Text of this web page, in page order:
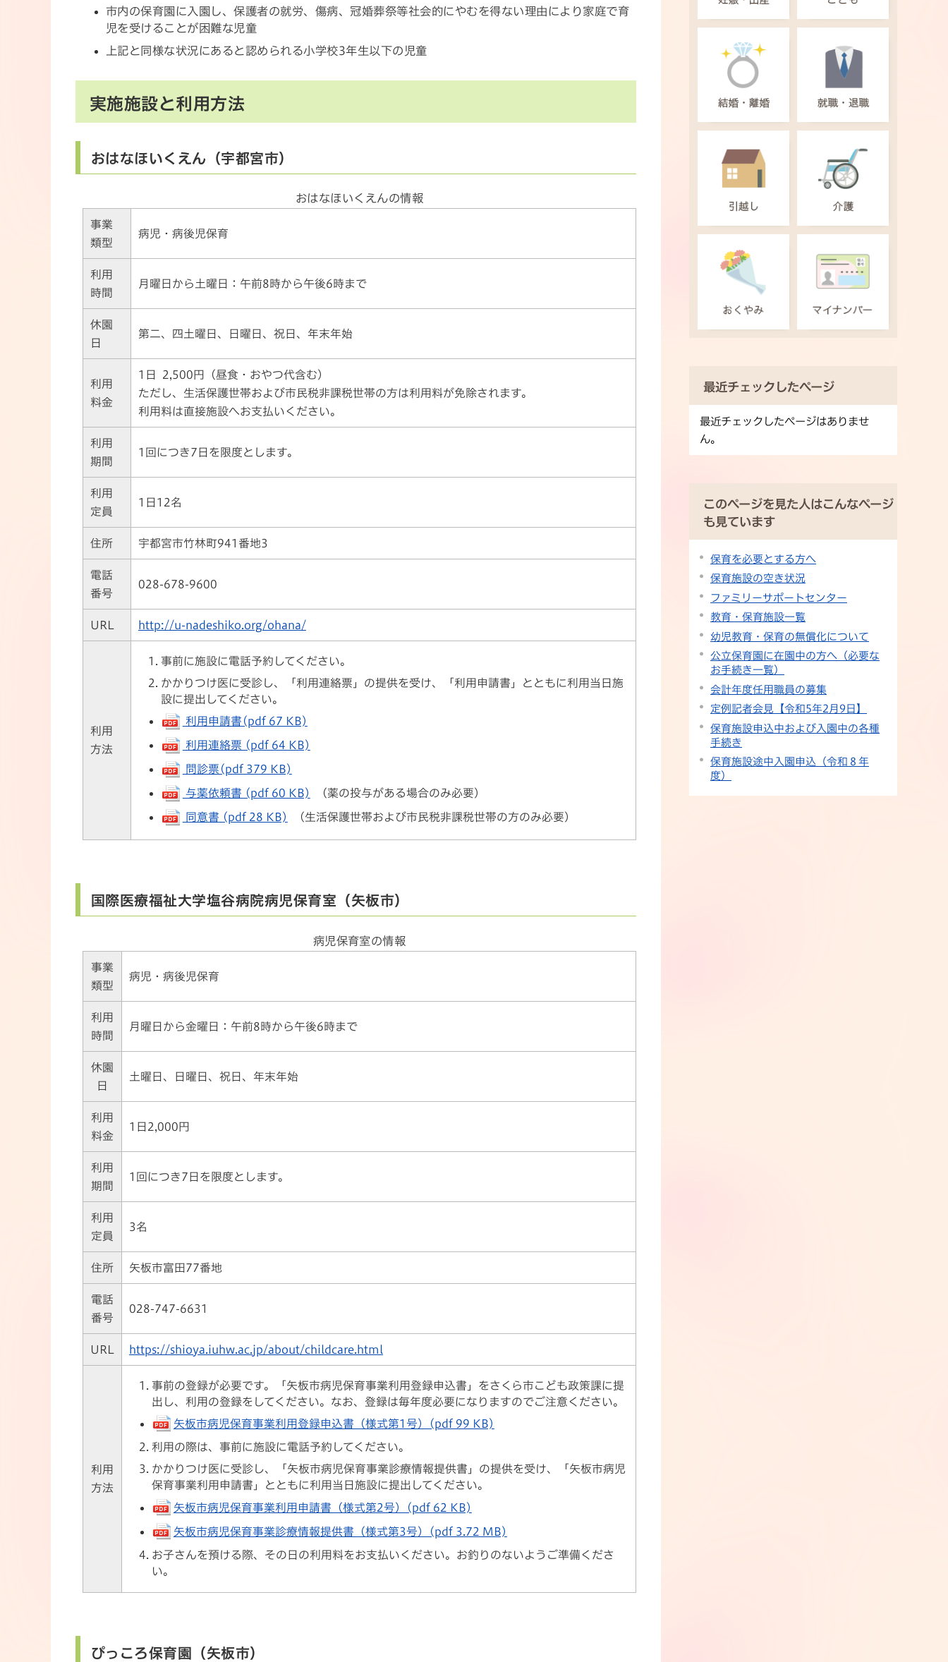
市内の保育園に入園し、保護者の就労、傷病、冠婚葬祭等社会的にやむを得ない理由により家庭で育
児を受けることが困難な児童
上記と同様な状況にあると認められる小学校3年生以下の児童
実施施設と利用方法
おはなほいくえん（宇都宮市）
おはなほいくえんの情報
事業
類型
病児・病後児保育
利用
時間
月曜日から土曜日：午前8時から午後6時まで
休園
日
第二、四土曜日、日曜日、祝日、年末年始
利用
料金
1日 2,500円（昼食・おやつ代含む）
ただし、生活保護世帯および市民税非課税世帯の方は利用料が免除されます。
利用料は直接施設へお支払いください。
利用
期間
1回につき7日を限度とします。
利用
定員
1日12名
住所 宇都宮市竹林町941番地3
電話
番号
028-678-9600
URL http://u-nadeshiko.org/ohana/
利用
方法
事前に施設に電話予約してください。
かかりつけ医に受診し、「利用連絡票」の提供を受け、「利用申請書」とともに利用当日施
設に提出してください。
利用申請書(pdf 67 KB)
利用連絡票 (pdf 64 KB)
問診票(pdf 379 KB)
与薬依頼書 (pdf 60 KB) （薬の投与がある場合のみ必要）
同意書 (pdf 28 KB) （生活保護世帯および市民税非課税世帯の方のみ必要）
国際医療福祉大学塩谷病院病児保育室（矢板市）
病児保育室の情報
事業
類型
病児・病後児保育
利用
時間
月曜日から金曜日：午前8時から午後6時まで
休園
日
土曜日、日曜日、祝日、年末年始
利用
料金
1日2,000円
利用
期間
1回につき7日を限度とします。
利用
定員
3名
住所 矢板市富田77番地
電話
番号
028-747-6631
URL https://shioya.iuhw.ac.jp/about/childcare.html
利用
方法
事前の登録が必要です。「矢板市病児保育事業利用登録申込書」をさくら市こども政策課に提
出し、利用の登録をしてください。なお、登録は毎年度必要になりますのでご注意ください。
矢板市病児保育事業利用登録申込書（様式第1号）(pdf 99 KB)
利用の際は、事前に施設に電話予約してください。
かかりつけ医に受診し、「矢板市病児保育事業診療情報提供書」の提供を受け、「矢板市病児
保育事業利用申請書」とともに利用当日施設に提出してください。
矢板市病児保育事業利用申請書（様式第2号）(pdf 62 KB)
矢板市病児保育事業診療情報提供書（様式第3号）(pdf 3.72 MB)
お子さんを預ける際、その日の利用料をお支払いください。お釣りのないようご準備くださ
い。
ぴっころ保育園（矢板市）
最近チェックしたページ
最近チェックしたページはありませ
ん。
このページを見た人はこんなページ
も見ています
保育を必要とする方へ
保育施設の空き状況
ファミリーサポートセンター
教育・保育施設一覧
幼児教育・保育の無償化について
公立保育園に在園中の方へ（必要な
お手続き一覧）
会計年度任用職員の募集
定例記者会見【令和5年2月9日】
保育施設申込中および入園中の各種
手続き
保育施設途中入園申込（令和８年
度）